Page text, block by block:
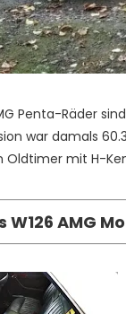
Penta-Räder
war damals
Oldtimer mit H-
W126 AMG